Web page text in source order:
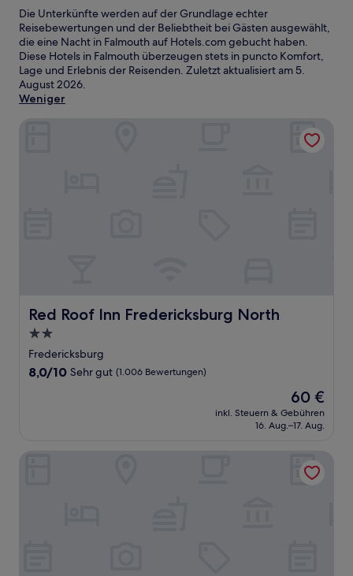
Die Unterkünfte werden auf der Grundlage echter
Reisebewertungen und der Beliebtheit bei Gästen ausgewählt,
die eine Nacht in Falmouth auf Hotels.com gebucht haben.
Diese Hotels in Falmouth überzeugen stets in puncto Komfort,
Lage und Erlebnis der Reisenden. Zuletzt aktualisiert am5.
August 2026.
Weniger
Red Roof Inn Fredericksburg North
Red Roof Inn Fredericksburg North
2.0-
Sterne-
Unterkunft
Fredericksburg
8.0
Bewertungen)
8,0/10 Sehr gut (1.006 Bewertungen)
Der
Preis
beträgt
60 €
inkl. Steuern & Gebühren
16. Aug.–17. Aug.